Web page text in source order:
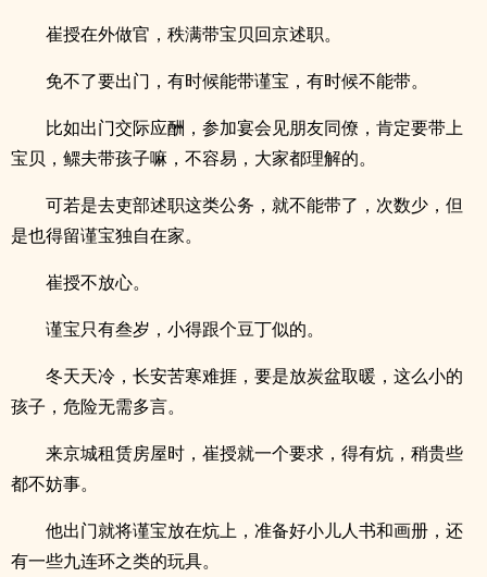
崔授在外做官，秩满带宝贝回京述职。
免不了要出门，有时候能带谨宝，有时候不能带。
比如出门交际应酬，参加宴会见朋友同僚，肯定要带上
宝贝，鳏夫带孩子嘛，不容易，大家都理解的。
可若是去吏部述职这类公务，就不能带了，次数少，但
是也得留谨宝独自在家。
崔授不放心。
谨宝只有叁岁，小得跟个豆丁似的。
冬天天冷，长安苦寒难捱，要是放炭盆取暖，这么小的
孩子，危险无需多言。
来京城租赁房屋时，崔授就一个要求，得有炕，稍贵些
都不妨事。
他出门就将谨宝放在炕上，准备好小儿人书和画册，还
有一些九连环之类的玩具。